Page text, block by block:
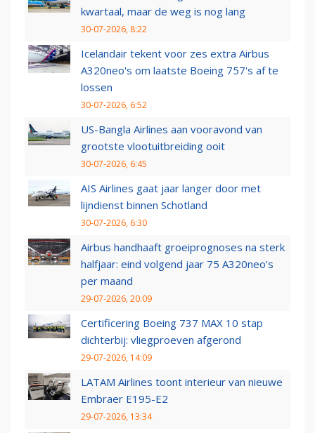
kwartaal, maar de weg is nog lang
30-07-2026, 8:22
Icelandair tekent voor zes extra Airbus
A320neo's om laatste Boeing 757's af te
lossen
30-07-2026, 6:52
US-Bangla Airlines aan vooravond van
grootste vlootuitbreiding ooit
30-07-2026, 6:45
AIS Airlines gaat jaar langer door met
lijndienst binnen Schotland
30-07-2026, 6:30
Airbus handhaaft groeiprognoses na sterk
halfjaar: eind volgend jaar 75 A320neo’s
per maand
29-07-2026, 20:09
Certificering Boeing 737 MAX 10 stap
dichterbij: vliegproeven afgerond
29-07-2026, 14:09
LATAM Airlines toont interieur van nieuwe
Embraer E195-E2
29-07-2026, 13:34